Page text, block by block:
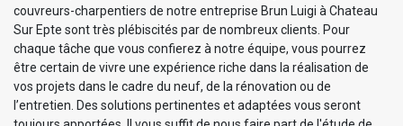
couvreurs-charpentiers de notre entreprise Brun Luigi à Chateau
Sur Epte sont très plébiscités par de nombreux clients. Pour
chaque tâche que vous confierez à notre équipe, vous pourrez
être certain de vivre une expérience riche dans la réalisation de
vos projets dans le cadre du neuf, de la rénovation ou de
l’entretien. Des solutions pertinentes et adaptées vous seront